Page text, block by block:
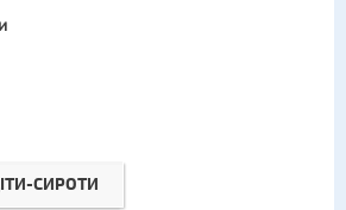
СИРОТИ